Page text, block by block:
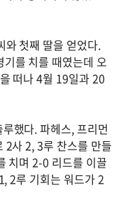
와 첫째 딸을 얻었다.
를 치를 때였는데 오
떠나 4월 19일과 20
했다. 파헤스, 프리먼
2사 2, 3루 찬스를 만들
치며 2-0 리드를 이끌
2루 기회는 워드가 2